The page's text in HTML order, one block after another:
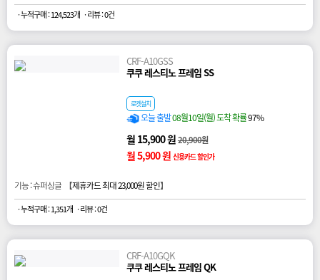
· 누적구매 : 124,523개 · 리뷰 : 0건
CRF-A10GSS
쿠쿠 레스티노 프레임 SS
로켓설치
오늘 출발08월10일(월) 도착 확률97%
월 15,900 원20,900원
월 5,900 원 신용카드 할인가
기능 : 슈퍼싱글 【제휴카드 최대 23,000원 할인】
· 누적구매 : 1,351개 · 리뷰 : 0건
CRF-A10GQK
쿠쿠 레스티노 프레임 QK